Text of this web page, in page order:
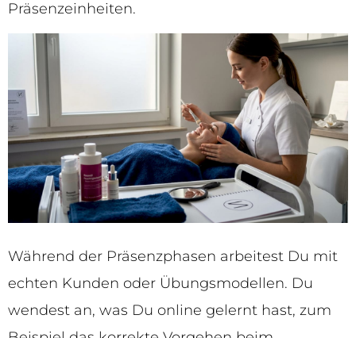
Präsenzeinheiten.
Während der Präsenzphasen arbeitest Du mit
echten Kunden oder Übungsmodellen. Du
wendest an, was Du online gelernt hast, zum